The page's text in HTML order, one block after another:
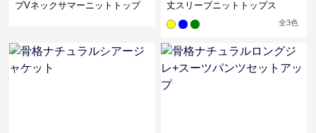
ブVネックサマーニットトップ
丈スリーブニットトップス
全3色